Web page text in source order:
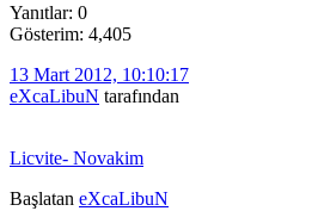
Yanıtlar: 0
Gösterim: 4,405
13 Mart 2012, 10:10:17
eXcaLibuN tarafından
Licvite- Novakim
Başlatan eXcaLibuN